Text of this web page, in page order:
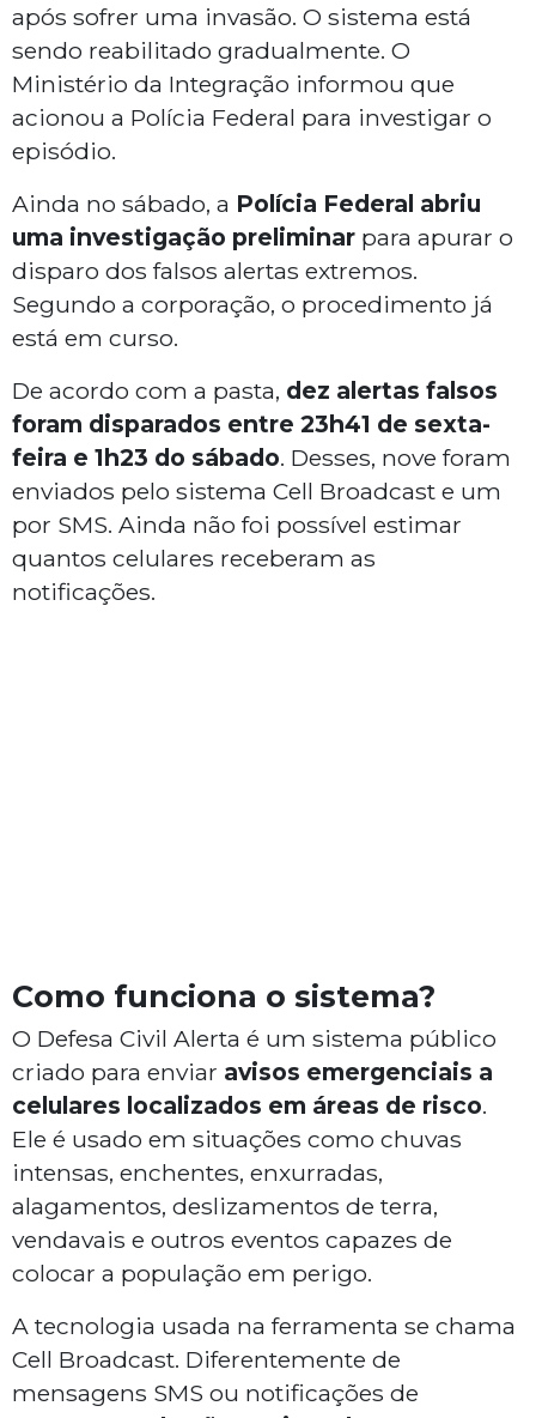
após sofrer uma invasão. O sistema está
sendo reabilitado gradualmente. O
Ministério da Integração informou que
acionou a Polícia Federal para investigar o
episódio.
Ainda no sábado, a Polícia Federal abriu
uma investigação preliminar para apurar o
disparo dos falsos alertas extremos.
Segundo a corporação, o procedimento já
está em curso.
De acordo com a pasta, dez alertas falsos
foram disparados entre 23h41 de sexta-
feira e 1h23 do sábado. Desses, nove foram
enviados pelo sistema Cell Broadcast e um
por SMS. Ainda não foi possível estimar
quantos celulares receberam as
notificações.
Como funciona o sistema?
O Defesa Civil Alerta é um sistema público
criado para enviar avisos emergenciais a
celulares localizados em áreas de risco.
Ele é usado em situações como chuvas
intensas, enchentes, enxurradas,
alagamentos, deslizamentos de terra,
vendavais e outros eventos capazes de
colocar a população em perigo.
A tecnologia usada na ferramenta se chama
Cell Broadcast. Diferentemente de
mensagens SMS ou notificações de